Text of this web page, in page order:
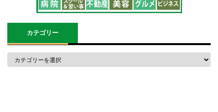
カテゴリー